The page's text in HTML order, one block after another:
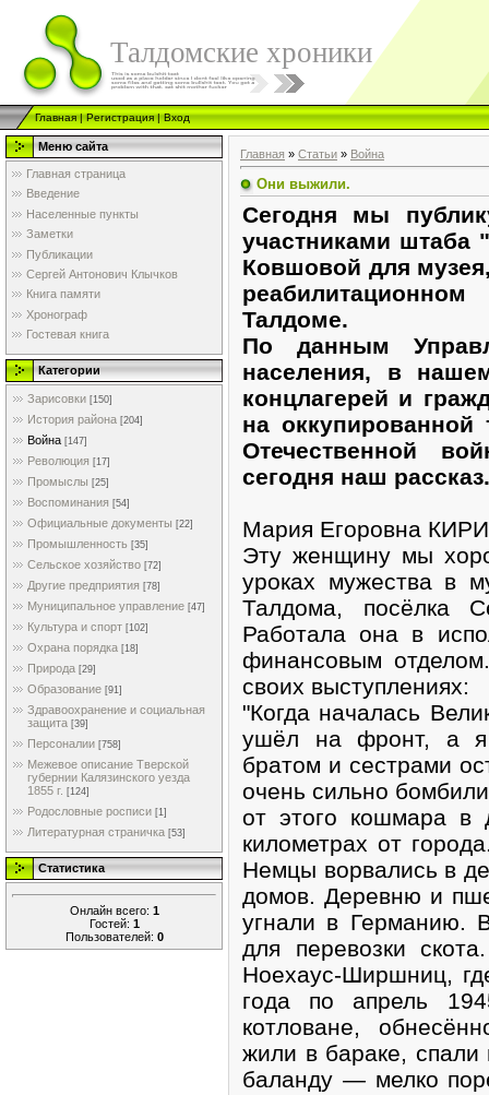
Талдомские хроники
Главная|Регистрация|Вход
Меню сайта
Главная страница
Введение
Населенные пункты
Заметки
Публикации
Сергей Антонович Клычков
Книга памяти
Хронограф
Гостевая книга
Категории
Зарисовки [150]
История района [204]
Война [147]
Революция [17]
Промыслы [25]
Воспоминания [54]
Официальные документы [22]
Промышленность [35]
Сельское хозяйство [72]
Другие предприятия [78]
Муниципальное управление [47]
Культура и спорт [102]
Охрана порядка [18]
Природа [29]
Образование [91]
Здравоохранение и социальная
защита [39]
Персоналии [758]
Межевое описание Тверской
губернии Калязинского уезда
1855 г. [124]
Родословные росписи [1]
Литературная страничка [53]
Статистика
Онлайн всего: 1
Гостей: 1
Пользователей: 0
Главная » Статьи » Война
Они выжили.
Сегодня мы
участниками штаба
Ковшовой для
Талдоме.
По данным
населения, в
концлагерей и
на
Отечественной
сегодня наш рассказ.
Мария Егоровна
Эту женщину мы
уроках мужества в
Талдома, посёлка
Работала она в
финансовым
своих выступлениях:
"Когда началась
ушёл на фронт, а я
братом и сестрами
очень сильно
от этого кошмара в
километрах от
Немцы ворвались в
домов. Деревню и
угнали в Германию.
для перевозки
Ноехаус-Ширшниц,
года по апрель
котловане,
жили в бараке,
баланду — мелко